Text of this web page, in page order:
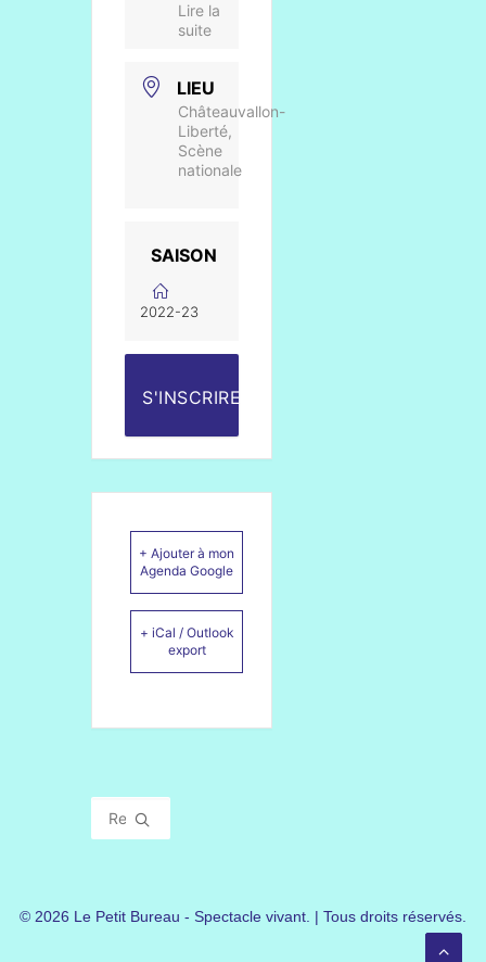
Lire la
suite
LIEU
Châteauvallon-
Liberté,
Scène
nationale
SAISON
2022-23
S'INSCRIRE
+ Ajouter à mon
Agenda Google
+ iCal / Outlook
export
© 2026 Le Petit Bureau - Spectacle vivant. | Tous droits réservés.